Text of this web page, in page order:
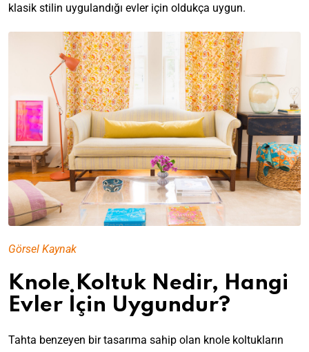
klasik stilin uygulandığı evler için oldukça uygun.
Görsel Kaynak
Knole Koltuk Nedir, Hangi
Evler İçin Uygundur?
Tahta benzeyen bir tasarıma sahip olan knole koltukların